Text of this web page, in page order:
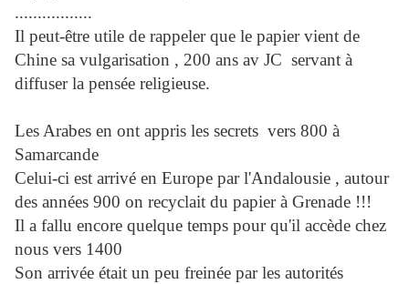
.................
Il peut-être utile de rappeler que le papier vient de
Chine sa vulgarisation , 200 ans av JC servant à
diffuser la pensée religieuse.
Les Arabes en ont appris les secrets vers 800 à
Samarcande
Celui-ci est arrivé en Europe par l'Andalousie , autour
des années 900 on recyclait du papier à Grenade !!!
Il a fallu encore quelque temps pour qu'il accède chez
nous vers 1400
Son arrivée était un peu freinée par les autorités